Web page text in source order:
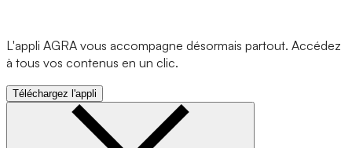
L'appli AGRA vous accompagne désormais partout. Accédez
à tous vos contenus en un clic.
Téléchargez l'appli